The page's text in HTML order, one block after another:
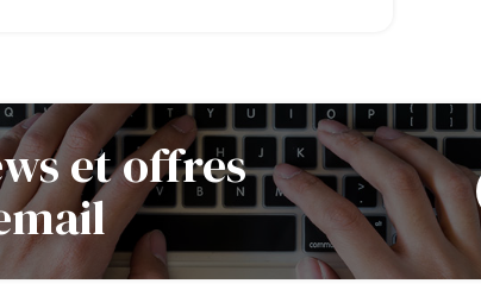
et offres